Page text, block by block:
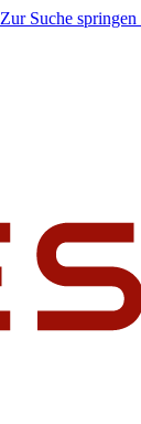
Zur Suche springen